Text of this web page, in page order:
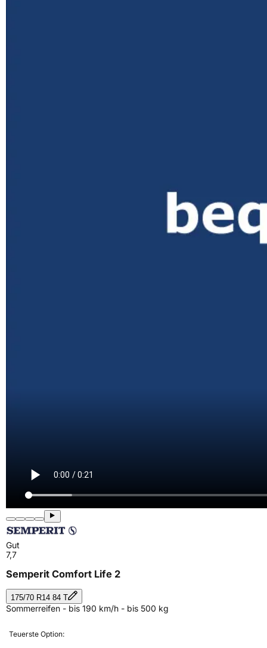
Gut
7,7
Semperit Comfort Life 2
175/70 R14 84 T
Sommerreifen - bis 190 km/h - bis 500 kg
Teuerste Option: